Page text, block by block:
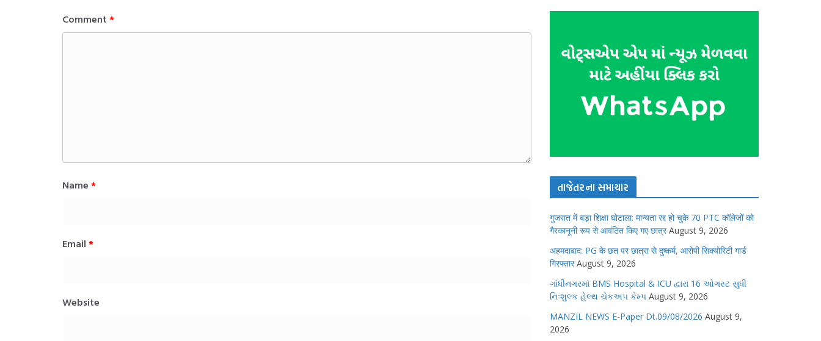
Comment *
Name *
Email *
Website
તાજેતરના સમાચાર
गुजरात में बड़ा शिक्षा घोटाला: मान्यता रद्द हो चुके 70 PTC कॉलेजों को
गैरकानूनी रूप से आवंटित किए गए छात्र August 9, 2026
अहमदाबाद: PG के छत पर छात्रा से दुष्कर्म, आरोपी सिक्योरिटी गार्ड
गिरफ्तार August 9, 2026
ગાંધીનગરમાં BMS Hospital & ICU દ્વારા 16 ઓગસ્ટ સુધી
નિઃશુલ્ક હેલ્થ ચેકઅપ કેમ્પ August 9, 2026
MANZIL NEWS E-Paper Dt.09/08/2026 August 9,
2026